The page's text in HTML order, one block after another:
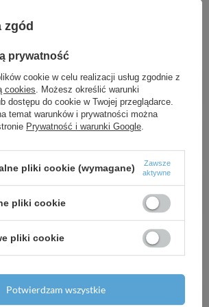
stal nierdzewna
/ szt.
uniwersalny 300×155/110 mm
szt.
zewnętrzne szczelinowe
z rewizją 100 mm, stal nierdzewna
/ szt.
drenażowego 75 mm, stal
zewnętrzne 100 mm z
metalowym, ruszt ocynkowany,
zgód
prywatność
cookie w celu realizacji usług zgodnie z
cookies. Możesz określić warunki
dostępu do cookie w Twojej przeglądarce.
temat warunków i prywatności można
Prywatność i warunki Google.
pliki cookie (wymagane)
Zawsze
aktywne
pliki cookie
pliki cookie
Potwierdzam wszystkie